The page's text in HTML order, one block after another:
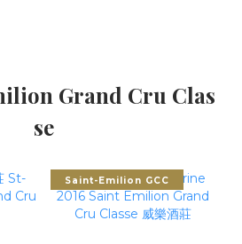
Grand Cru Clas
se
Saint-Emilion GCC